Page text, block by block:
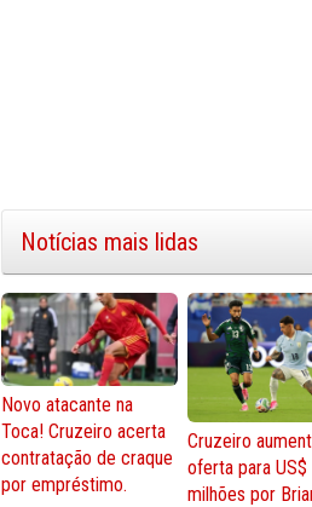
Notícias mais lidas
Novo atacante na
Toca! Cruzeiro acerta
contratação de craque
por empréstimo.
Cruzeiro
oferta para US$
milhões por